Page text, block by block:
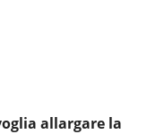
allargare la